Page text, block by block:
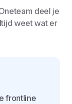
deel je
weet wat er
frontline